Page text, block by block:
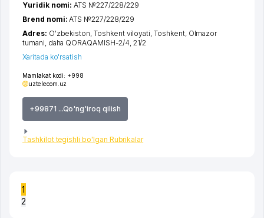
Mamlakat kodi: +998
uztelecom.uz
+99871 ...Qo'ng'iroq qilish
Tashkilot tegishli bo'lgan Rubrikalar
Yuridik nomi:ATS №227/228/229
Brend nomi:ATS №227/228/229
Adres: O'zbekiston,Toshkent viloyati,Toshkent, Olmazor
tumani, daha QORAQAMISH-2/4, 21/2
Xaritada ko'rsatish
1
2